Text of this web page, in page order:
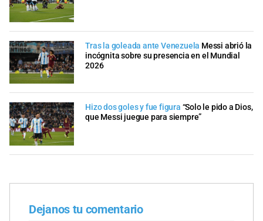
Tras la goleada ante Venezuela Messi abrió la
incógnita sobre su presencia en el Mundial
2026
Hizo dos goles y fue figura “Solo le pido a Dios,
que Messi juegue para siempre”
Dejanos tu comentario